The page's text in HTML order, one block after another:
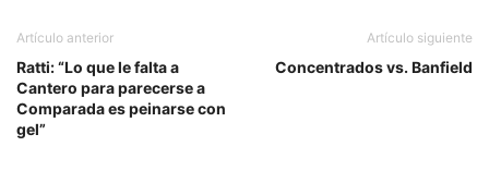
Artículo anterior
Ratti: “Lo que le falta a
Cantero para parecerse a
Comparada es peinarse con
gel”
Artículo siguiente
Concentrados vs. Banfield